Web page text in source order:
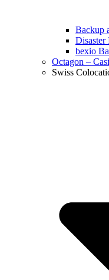
Backup
Disaster
bexio
Octagon –
Swiss